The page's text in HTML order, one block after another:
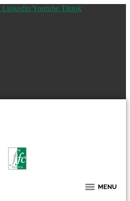
Linkedin Youtube Tiktok